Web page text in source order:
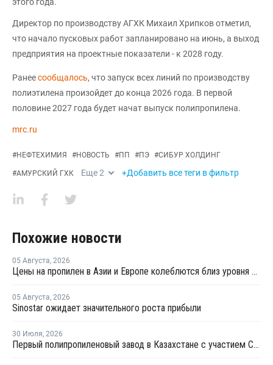
Директор по производству АГХК Михаил Хрипков отметил,
что начало пусковых работ запланировано на июнь, а выход
предприятия на проектные показатели - к 2028 году.
Ранеесообщалось, что запуск всех линий по производству
полиэтилена произойдет до конца 2026 года. В первой
половине 2027 года будет начат выпуск полипропилена.
mrc.ru
#НЕФТЕХИМИЯ #НОВОСТЬ #ПП #ПЭ #СИБУР ХОЛДИНГ
#АМУРСКИЙ ГХК Еще2 +Добавить все теги в фильтр
Похожие новости
05 Августа, 2026
Цены на пропилен в Азии и Европе колеблются близ уровня в USD1000
05 Августа, 2026
Sinostar ожидает значительного роста прибыли
30 Июля, 2026
Первый полипропиленовый завод в Казахстане с участием СИБУРа терпит убытки